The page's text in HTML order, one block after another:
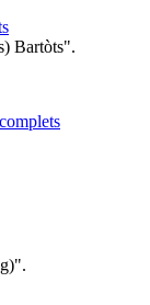
Bartòts".